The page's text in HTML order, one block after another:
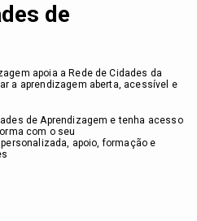
de
apoia a Rede de Cidades da
a aprendizagem aberta, acessível e
de Aprendizagem e tenha acesso
com o seu
apoio, formação e